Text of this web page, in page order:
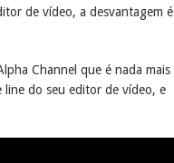
de vídeo, a desvantagem é
Channel que é nada mais
do seu editor de vídeo, e